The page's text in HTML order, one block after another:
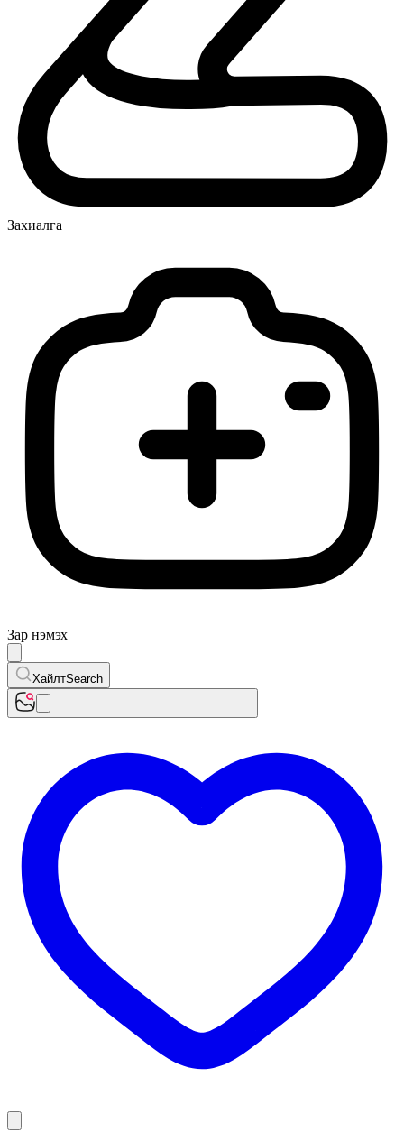
Захиалга
Зар нэмэх
ХайлтSearch